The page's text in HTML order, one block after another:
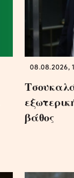
08.08.2026,
βάθος